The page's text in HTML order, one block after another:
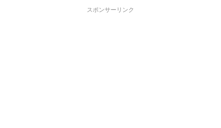
スポンサーリンク